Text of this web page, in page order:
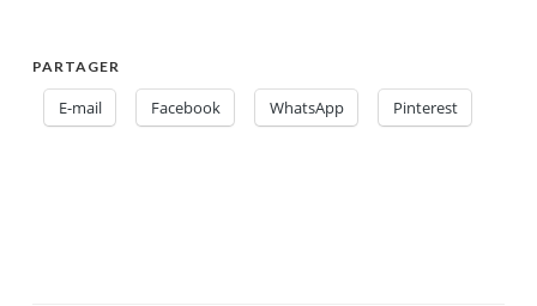
PARTAGER
E-mail Facebook WhatsApp Pinterest